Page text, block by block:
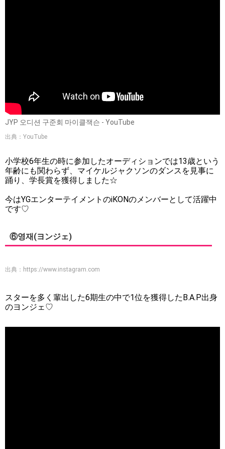
JYP 오디션 구준회 마이클잭슨 - YouTube
出典：YouTube
小学校6年生の時に参加したオーディションでは13歳という
年齢にも関わらず、マイケルジャクソンのダンスを見事に
踊り、学長賞を獲得しました☆
今はYGエンターテイメントのiKONのメンバーとして活躍中
です♡
⑥영재(ヨンジェ)
出典： https://www.instagram.com
スターを多く輩出した6期生の中で1位を獲得したB.A.P出身
のヨンジェ♡